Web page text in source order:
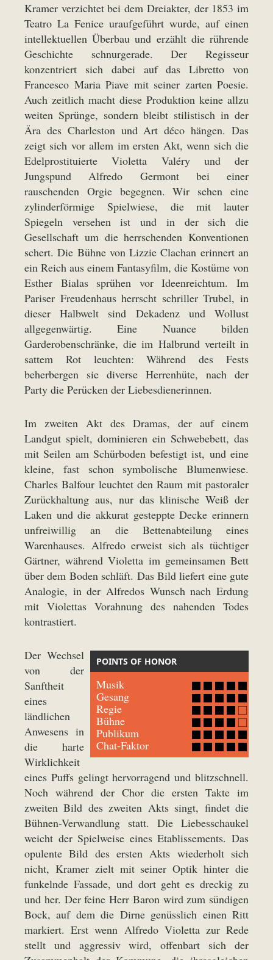
Kramer verzichtet bei dem Dreiakter, der 1853 im
Teatro La Fenice uraufgeführt wurde, auf einen
intellektuellen Überbau und erzählt die rührende
Geschichte schnurgerade. Der Regisseur
konzentriert sich dabei auf das Libretto von
Francesco Maria Piave mit seiner zarten Poesie.
Auch zeitlich macht diese Produktion keine allzu
weiten Sprünge, sondern bleibt stilistisch in der
Ära des Charleston und Art déco hängen. Das
zeigt sich vor allem im ersten Akt, wenn sich die
Edelprostituierte Violetta Valéry und der
Jungspund Alfredo Germont bei einer
rauschenden Orgie begegnen. Wir sehen eine
zylinderförmige Spielwiese, die mit lauter
Spiegeln versehen ist und in der sich die
Gesellschaft um die herrschenden Konventionen
schert. Die Bühne von Lizzie Clachan erinnert an
ein Reich aus einem Fantasyfilm, die Kostüme von
Esther Bialas sprühen vor Ideenreichtum. Im
Pariser Freudenhaus herrscht schriller Trubel, in
dieser Halbwelt sind Dekadenz und Wollust
allgegenwärtig. Eine Nuance bilden
Garderobenschränke, die im Halbrund verteilt in
sattem Rot leuchten: Während des Fests
beherbergen sie diverse Herrenhüte, nach der
Party die Perücken der Liebesdienerinnen.
Im zweiten Akt des Dramas, der auf einem
Landgut spielt, dominieren ein Schwebebett, das
mit Seilen am Schürboden befestigt ist, und eine
kleine, fast schon symbolische Blumenwiese.
Charles Balfour leuchtet den Raum mit pastoraler
Zurückhaltung aus, nur das klinische Weiß der
Laken und die akkurat gesteppte Decke erinnern
unfreiwillig an die Bettenabteilung eines
Warenhauses. Alfredo erweist sich als tüchtiger
Gärtner, während Violetta im gemeinsamen Bett
über dem Boden schläft. Das Bild liefert eine gute
Analogie, in der Alfredos Wunsch nach Erdung
mit Violettas Vorahnung des nahenden Todes
kontrastiert.
POINTS OF HONOR
Musik
Gesang
Regie
Bühne
Publikum
Chat-Faktor
Der Wechsel
von der
Sanftheit
eines
ländlichen
Anwesens in
die harte
Wirklichkeit
eines Puffs gelingt hervorragend und blitzschnell.
Noch während der Chor die ersten Takte im
zweiten Bild des zweiten Akts singt, findet die
Bühnen-Verwandlung statt. Die Liebesschaukel
weicht der Spielweise eines Etablissements. Das
opulente Bild des ersten Akts wiederholt sich
nicht, Kramer zielt mit seiner Optik hinter die
funkelnde Fassade, und dort geht es dreckig zu
und her. Der feine Herr Baron wird zum sündigen
Bock, auf dem die Dirne genüsslich einen Ritt
markiert. Erst wenn Alfredo Violetta zur Rede
stellt und aggressiv wird, offenbart sich der